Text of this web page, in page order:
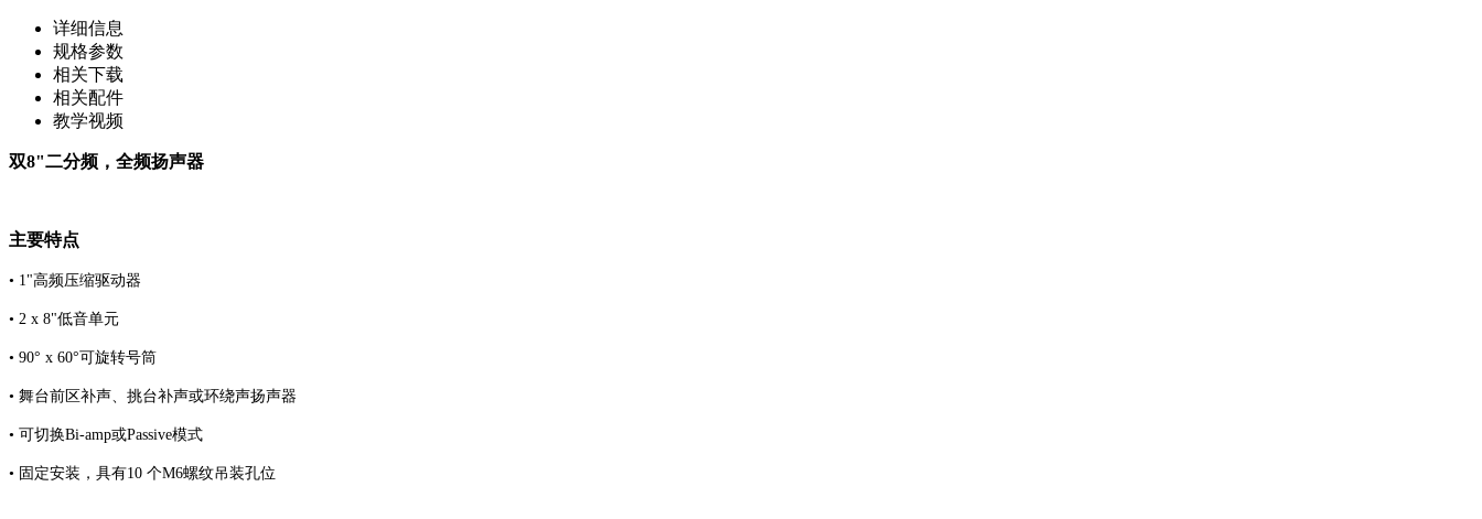
详细信息
规格参数
相关下载
相关配件
教学视频
双8"二分频，全频扬声器
主要特点
• 1"高频压缩驱动器
• 2 x 8"低音单元
• 90° x 60°可旋转号筒
• 舞台前区补声、挑台补声或环绕声扬声器
• 可切换Bi-amp或Passive模式
• 固定安装，具有10 个M6螺纹吊装孔位